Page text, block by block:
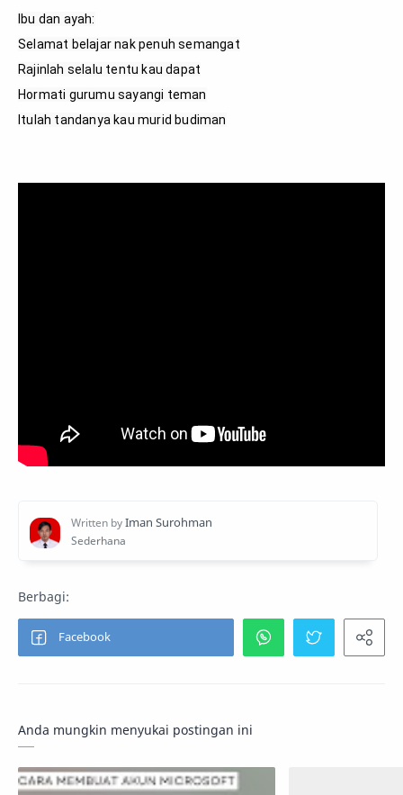
Ibu dan ayah:
Selamat belajar nak penuh semangat
Rajinlah selalu tentu kau dapat
Hormati gurumu sayangi teman
Itulah tandanya kau murid budiman
Anda mungkin menyukai postingan ini